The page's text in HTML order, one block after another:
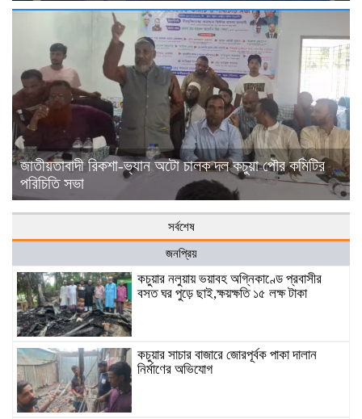
জাতীয়তাবাদী রিকশা-ভ্যান অটো চালক দল কচুয়া পৌর কমিটির
পরিচিতি সভা
সর্বশেষ
জনপ্রিয়
কচুয়ার নলুয়ায় ভয়াবহ অগ্নিকাণ্ডে প্রবাসীর
বসত ঘর পুড়ে ছাই,ক্ষয়ক্ষতি ১৫ লক্ষ টাকা
কচুয়ার সাচার বাজারে জোরপূর্বক পাকা দালান
নির্মাণের অভিযোগ